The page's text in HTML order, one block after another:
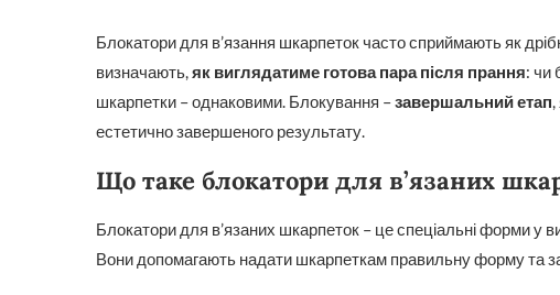
Блокатори для в’язання шкарпеток часто сприймають як
визначають,як виглядатиме готова пара після прання: чи
шкарпетки – однаковими. Блокування –завершальний етап,
естетично завершеного результату.
Що таке блокатори для в’язаних
Блокатори для в’язаних шкарпеток – це спеціальні форми у
Вони допомагають надати шкарпеткам правильну форму та